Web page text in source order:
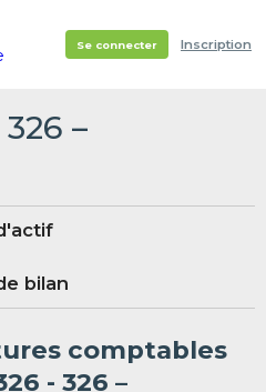
Se connecter Inscription
326 –
bilan
comptables
- 326 –